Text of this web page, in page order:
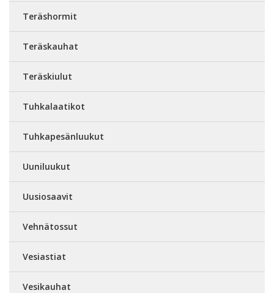
Teräshormit
Teräskauhat
Teräskiulut
Tuhkalaatikot
Tuhkapesänluukut
Uuniluukut
Uusiosaavit
Vehnätossut
Vesiastiat
Vesikauhat